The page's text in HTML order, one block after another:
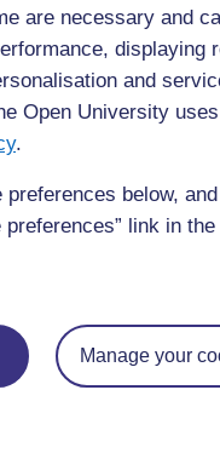
are necessary and
displaying
and
Open University
.
below,
link in
Manage your
publicités
et présentez-la à
publicités avec un
vous avez lues dans
et demandez-
la publicité ?
essayent-ils de «
d’idées (voir la liste
par cette publicité
demandez à